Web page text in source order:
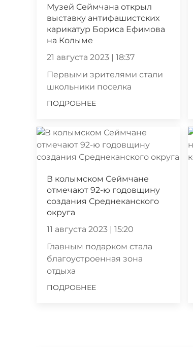
Музей Сеймчана открыл
выставку антифашистских
карикатур Бориса Ефимова
на Колыме
21 августа 2023 | 18:37
Первыми зрителями стали
школьники поселка
ПОДРОБНЕЕ
В колымском Сеймчане
отмечают 92-ю годовщину
создания Среднеканского
округа
11 августа 2023 | 15:20
Главным подарком стала
благоустроенная зона
отдыха
ПОДРОБНЕЕ